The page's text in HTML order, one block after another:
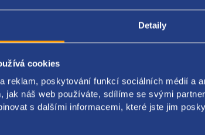
Detaily
cookies
reklam, poskytování funkcí sociálních médií a
jak náš web používáte, sdílíme se svými
s dalšími informacemi, které jste jim
umístění: palubní deska - strana řidiče